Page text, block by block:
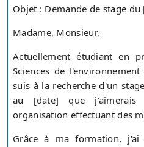
Objet : Demande de stage
Madame, Monsieur,
Actuellement étudiant en
Sciences de
suis à la recherche d'un
au [date] que
organisation effectuant des
Grâce à ma formation, j'ai